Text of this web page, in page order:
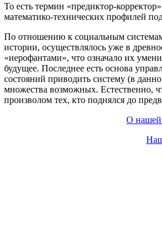
То есть термин «предиктор-
математико-технических профилей
По отношению к социальным системам
истории, осуществлялось уже в
«иерофантами», что означало их
будущее. Последнее есть основа
состояний приводить систему (в
множества возможных. Естественно,
произволом тех, кто поднялся до
О нашей